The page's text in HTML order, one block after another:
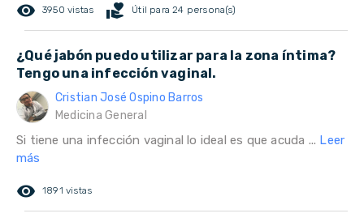
remove_red_eye 3950 vistas volunteer_activism Útil para 24 persona(s)
¿Qué jabón puedo utilizar para la zona íntima?
Tengo una infección vaginal.
Cristian José Ospino Barros
Medicina General
Si tiene una infección vaginal lo ideal es que acuda ... Leer
más
remove_red_eye 1891 vistas